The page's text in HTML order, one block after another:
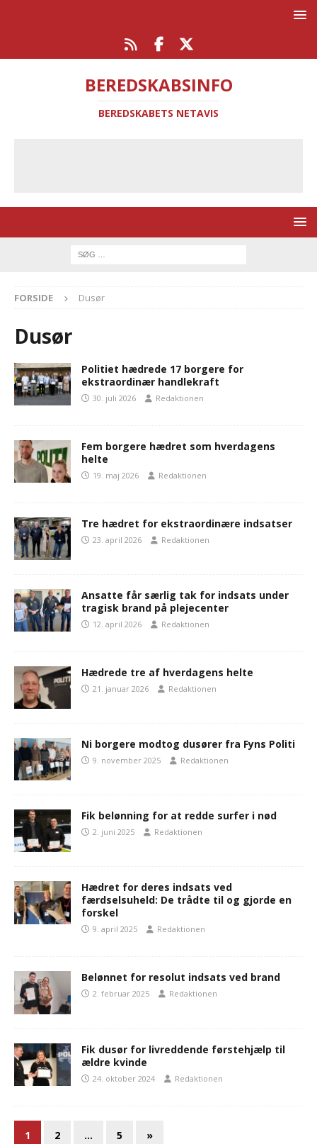
BEREDSKABSINFO
BEREDSKABETS NETAVIS
FORSIDE Dusør
Dusør
Politiet hædrede 17 borgere for
ekstraordinær handlekraft
30. juli 2026 Redaktionen
Fem borgere hædret som hverdagens
helte
19. maj 2026 Redaktionen
Tre hædret for ekstraordinære indsatser
23. april 2026 Redaktionen
Ansatte får særlig tak for indsats under
tragisk brand på plejecenter
12. april 2026 Redaktionen
Hædrede tre af hverdagens helte
21. januar 2026 Redaktionen
Ni borgere modtog dusører fra Fyns Politi
9. november 2025 Redaktionen
Fik belønning for at redde surfer i nød
2. juni 2025 Redaktionen
Hædret for deres indsats ved
færdselsuheld: De trådte til og gjorde en
forskel
9. april 2025 Redaktionen
Belønnet for resolut indsats ved brand
2. februar 2025 Redaktionen
Fik dusør for livreddende førstehjælp til
ældre kvinde
24. oktober 2024 Redaktionen
1 2 … 5 »